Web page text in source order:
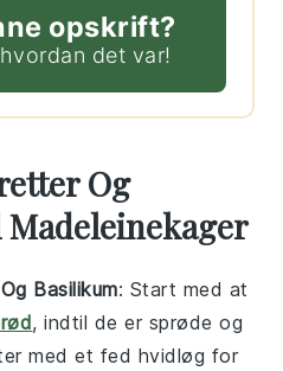
opskrift?
det var!
Og
Basilikum: Start med at
, indtil de er sprøde og
med et fed hvidløg for